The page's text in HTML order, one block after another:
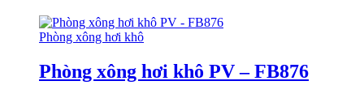
Phòng xông hơi khô
Phòng xông hơi khô PV – FB876